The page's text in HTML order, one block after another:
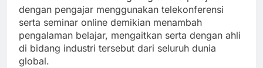
dengan pengajar menggunakan telekonferensi
serta seminar online demikian menambah
pengalaman belajar, mengaitkan serta dengan ahli
di bidang industri tersebut dari seluruh dunia
global.